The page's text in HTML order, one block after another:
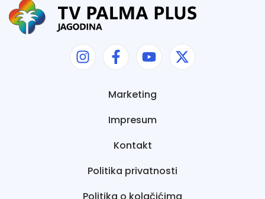
Marketing
Impresum
Kontakt
Politika privatnosti